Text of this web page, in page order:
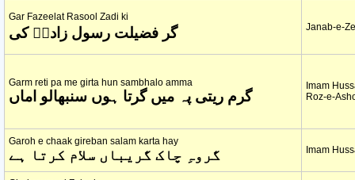
Gar Fazeelat Rasool Zadi ki
گر فضیلت رسول زادیؑ کی Janab-e-
Garm reti pa me girta hun sambhalo amma
گرم ریتی پہ میں گرتا ہوں سنبھالو اماں
Imam
Roz-e-
Garoh e chaak gireban salam karta hay
گروہِ چاک گریباں سلام کرتا ہے Imam